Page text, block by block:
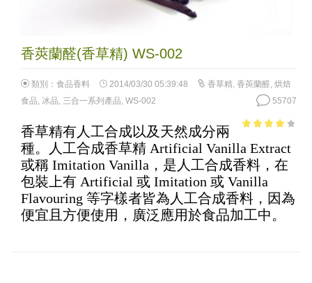
香莢蘭醛(香草精) WS-002
類別： 食品香料 2014/03/30 05:39:48 香草精, 香莢蘭醛, 烘焙
食品, 冰品, 三合一系列產品, WS-002 55707
of 5
香草精有人工合成以及天然成分兩
種。人工合成香草精 Artificial Vanilla Extract
或稱 Imitation Vanilla，是人工合成香料，在
包裝上有 Artificial 或 Imitation 或 Vanilla
Flavouring 等字樣者皆為人工合成香料，因為
便宜且方便使用，廣泛應用於食品加工中。